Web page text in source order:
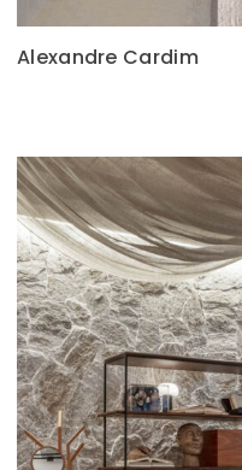
Alexandre Cardim